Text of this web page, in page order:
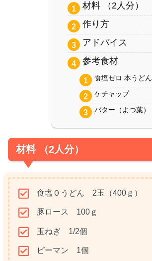
材料 （2人分）
作り方
アドバイス
参考食材
食塩ゼロ 本うどん
ケチャップ
バター（よつ葉）
材料 （2人分）
食塩０うどん 2玉（400ｇ）
豚ロース 100ｇ
玉ねぎ 1/2個
ピーマン 1個